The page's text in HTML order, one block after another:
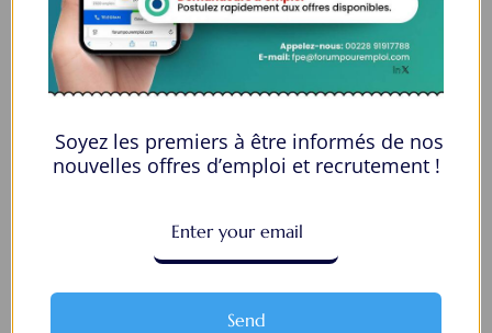
Parcourir les Candidats
Tableau de Bord
Alertes d’Emploi
Mes Favoris
Postuler en ligne : 5 erreurs courantes à éviter pour maximiser vos
8 Décisions Importantes Pour Ne Pas Vivre Avec Des Regrets
Espace Employeurs
Soyez les premiers à être informés de nos
nouvelles offres d’emploi et recrutement !
Send